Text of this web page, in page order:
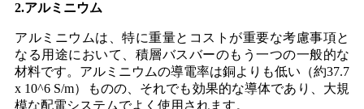
2.アルミニウム
アルミニウムは、特に重量とコストが重要な考慮事項と
なる用途において、積層バスバーのもう一つの一般的な
材料です。アルミニウムの導電率は銅よりも低い（約37.7
x 10^6 S/m）ものの、それでも効果的な導体であり、大規
模な配電システムでよく使用されます。